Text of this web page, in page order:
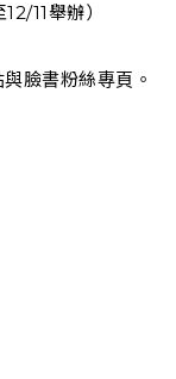
11舉辦）
臉書粉絲專頁。